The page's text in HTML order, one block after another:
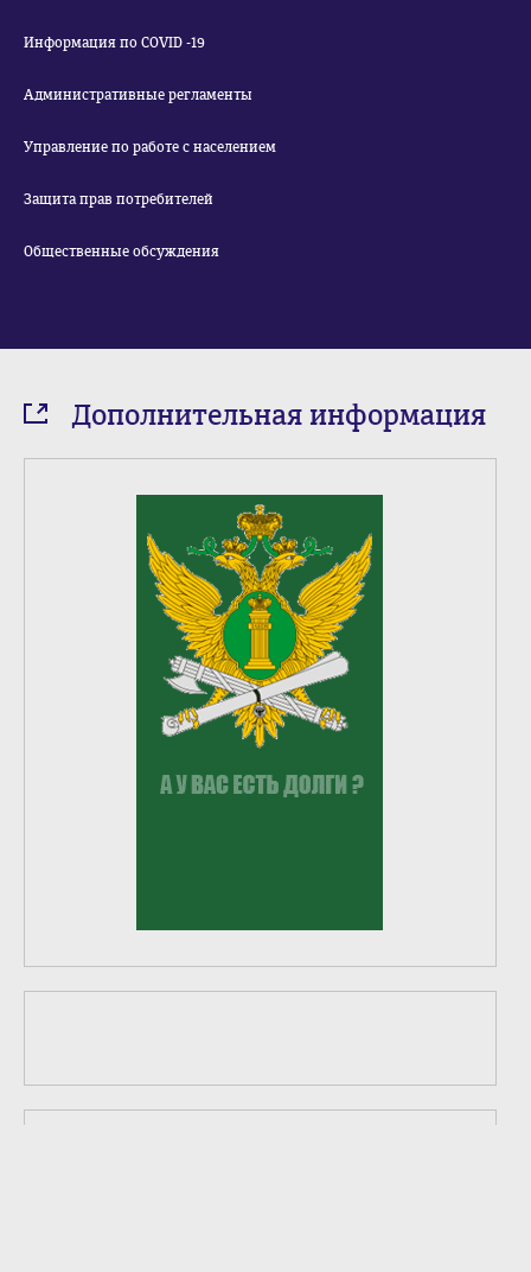
Информация по COVID -19
Административные регламенты
Управление по работе с населением
Защита прав потребителей
Общественные обсуждения
Дополнительная информация